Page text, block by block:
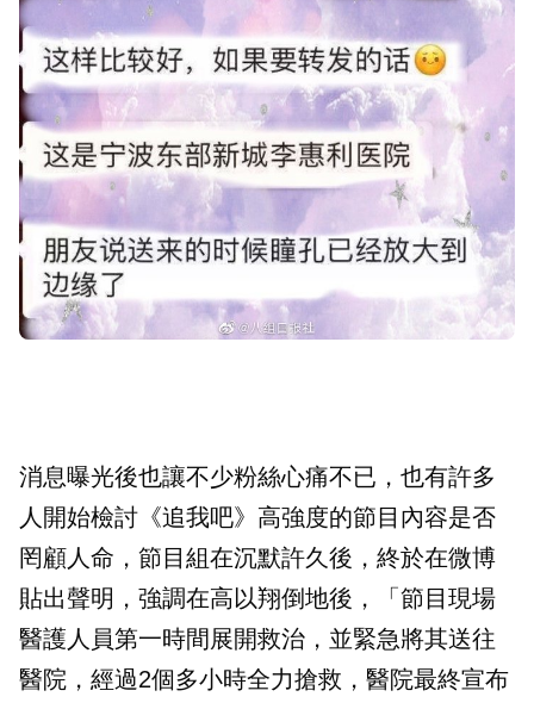
消息曝光後也讓不少粉絲心痛不已，也有許多
人開始檢討《追我吧》高強度的節目內容是否
罔顧人命，節目組在沉默許久後，終於在微博
貼出聲明，強調在高以翔倒地後，「節目現場
醫護人員第一時間展開救治，並緊急將其送往
醫院，經過2個多小時全力搶救，醫院最終宣布